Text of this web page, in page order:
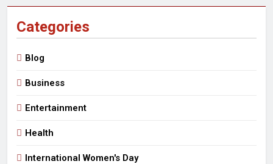
Categories
Blog
Business
Entertainment
Health
International Women's Day